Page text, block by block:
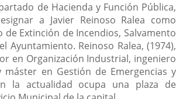
de Hacienda y Función Pública,
a Javier Reinoso Ralea como
de Extinción de Incendios, Salvamento
Ayuntamiento. Reinoso Ralea, (1974),
en Organización Industrial, ingeniero
en Gestión de Emergencias y
la actualidad ocupa una plaza de